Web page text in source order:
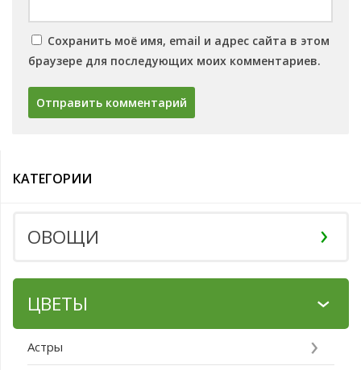
Сохранить моё имя, email и адрес сайта в этом
браузере для последующих моих комментариев.
КАТЕГОРИИ
ОВОЩИ
ЦВЕТЫ
Астры